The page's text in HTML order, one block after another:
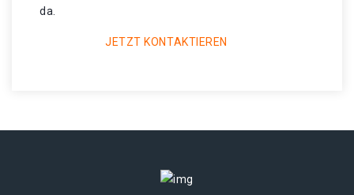
da.
JETZT KONTAKTIEREN